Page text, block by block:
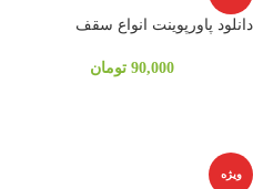
دانلود پاورپوینت انواع سقف
90,000 تومان
ویژه